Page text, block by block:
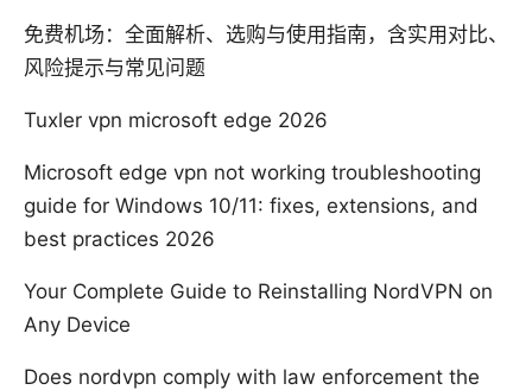
免费机场：全面解析、选购与使用指南，含实用对比、
风险提示与常见问题
Tuxler vpn microsoft edge 2026
Microsoft edge vpn not working troubleshooting
guide for Windows 10/11: fixes, extensions, and
best practices 2026
Your Complete Guide to Reinstalling NordVPN on
Any Device
Does nordvpn comply with law enforcement the